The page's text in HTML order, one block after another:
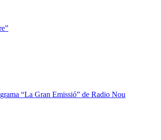
“La Gran Emissió” de Radio Nou